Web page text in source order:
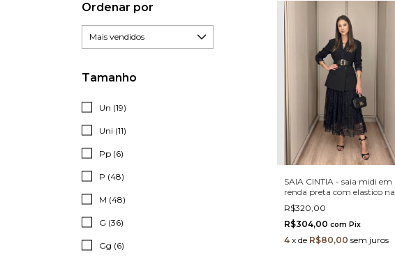
Ordenar por
Tamanho
Un (19)
Uni (11)
Pp (6)
P (48)
M (48)
G (36)
Gg (6)
SAIA CINTIA - saia midi em
renda preta com elastico na
cintura
R$320,00
R$304,00 com Pix
4 x de R$80,00 sem juros